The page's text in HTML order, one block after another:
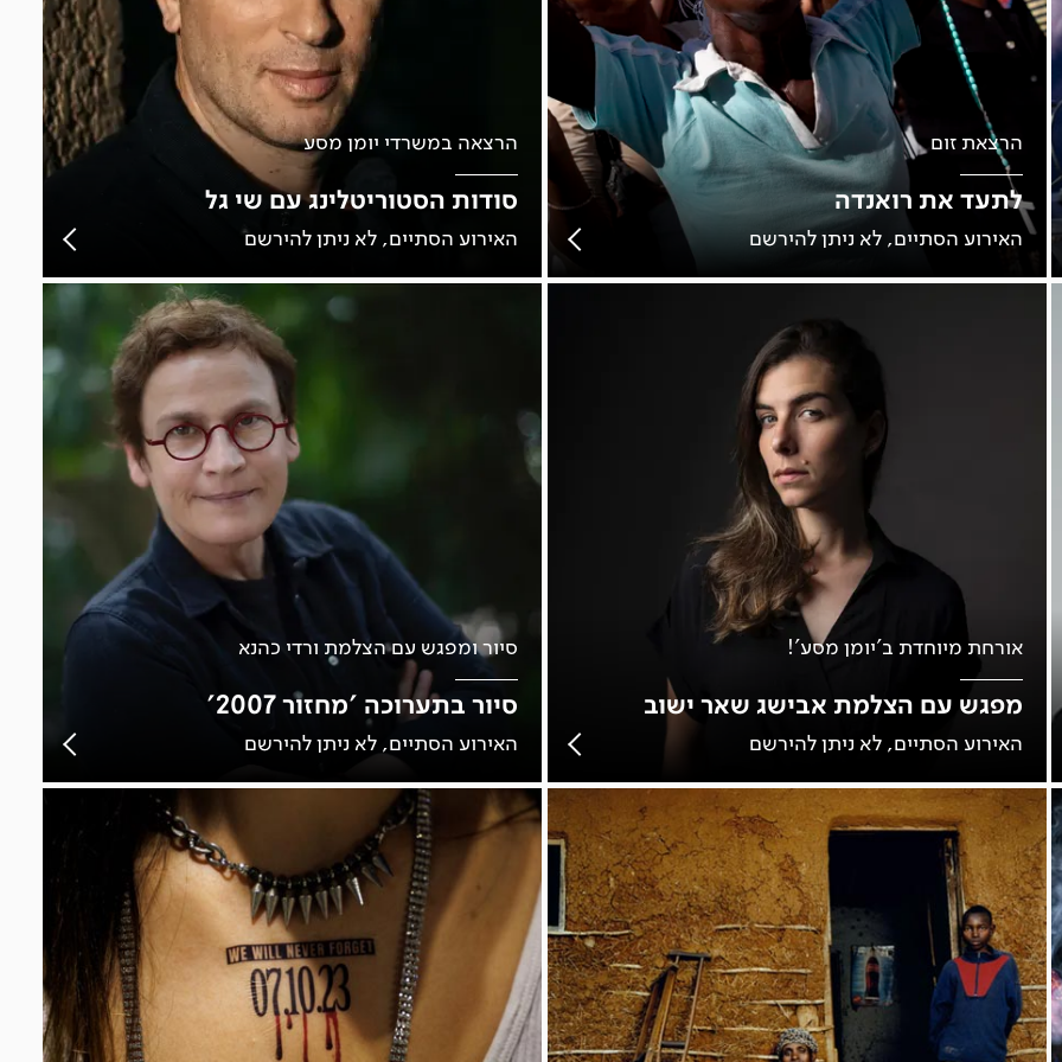
הרצאת זום
לתעד את רואנדה
האירוע הסתיים, לא ניתן להירשם
הרצאה במשרדי יומן מסע
סודות הסטוריטלינג עם שי גל
האירוע הסתיים, לא ניתן להירשם
אורחת מיוחדת ב'יומן מסע'!
מפגש עם הצלמת אבישג שאר ישוב
האירוע הסתיים, לא ניתן להירשם
סיור ומפגש עם הצלמת ורדי כהנא
סיור בתערוכה 'מחזור 2007'
האירוע הסתיים, לא ניתן להירשם